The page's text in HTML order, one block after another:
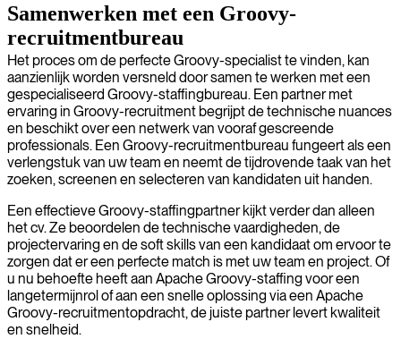
Samenwerken met een Groovy-
recruitmentbureau
Het proces om de perfecte Groovy-specialist te vinden, kan
aanzienlijk worden versneld door samen te werken met een
gespecialiseerd Groovy-staffingbureau. Een partner met
ervaring in Groovy-recruitment begrijpt de technische nuances
en beschikt over een netwerk van vooraf gescreende
professionals. Een Groovy-recruitmentbureau fungeert als een
verlengstuk van uw team en neemt de tijdrovende taak van het
zoeken, screenen en selecteren van kandidaten uit handen.
Een effectieve Groovy-staffingpartner kijkt verder dan alleen
het cv. Ze beoordelen de technische vaardigheden, de
projectervaring en de soft skills van een kandidaat om ervoor te
zorgen dat er een perfecte match is met uw team en project. Of
u nu behoefte heeft aan Apache Groovy-staffing voor een
langetermijnrol of aan een snelle oplossing via een Apache
Groovy-recruitmentopdracht, de juiste partner levert kwaliteit
en snelheid.